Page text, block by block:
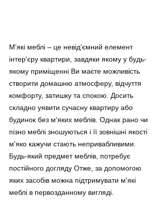
М'які меблі – це невід'ємний елемент
інтер'єру квартири, завдяки якому у будь-
якому приміщенні Ви маєте можливість
створити домашню атмосферу, відчуття
комфорту, затишку та спокою. Досить
складно уявити сучасну квартиру або
будинок без м'яких меблів. Однак рано чи
пізно меблі зношуються і її зовнішні якості
м'яко кажучи стають непривабливими.
Будь-який предмет меблів, потребує
постійного догляду Отже, за допомогою
яких засобів можна підтримувати м'які
меблі в первозданному вигляді.